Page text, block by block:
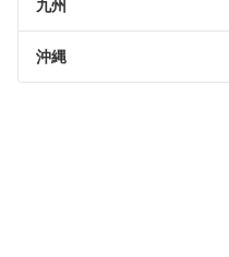
九州
沖縄